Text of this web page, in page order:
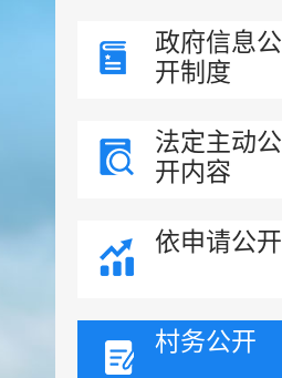
政府信息公
开制度
法定主动公
开内容
依申请公开
村务公开